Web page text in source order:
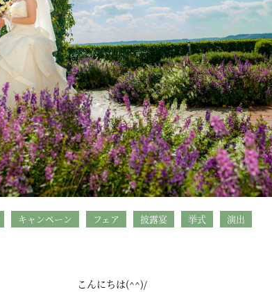
キャンペーン フェア 披露宴 挙式 演出
こんにちは(^^)/